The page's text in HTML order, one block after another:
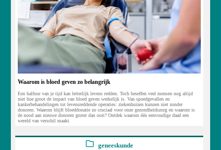
Waarom is bloed geven zo belangrijk
Een halfuur van je tijd kan letterlijk levens redden. Toch beseffen veel mensen nog altijd
niet hoe groot de impact van bloed geven werkelijk is. Van spoedgevallen en
kankerbehandelingen tot levensreddende operaties: ziekenhuizen kunnen niet zonder
donoren. Waarom blijft bloeddonatie zo cruciaal voor onze gezondheidszorg en waarom is
de nood aan nieuwe donoren groter dan ooit? Ontdek waarom één eenvoudige daad een
wereld van verschil maakt.
geneeskunde